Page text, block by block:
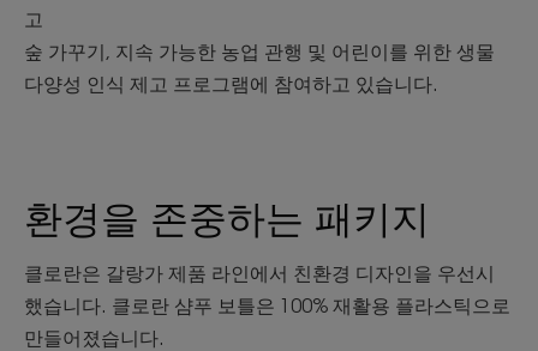
고
숲 가꾸기, 지속 가능한 농업 관행 및 어린이를 위한 생물
다양성 인식 제고 프로그램에 참여하고 있습니다.
환경을 존중하는 패키지
클로란은 갈랑가 제품 라인에서 친환경 디자인을 우선시
했습니다. 클로란 샴푸 보틀은 100% 재활용 플라스틱으로
만들어졌습니다.